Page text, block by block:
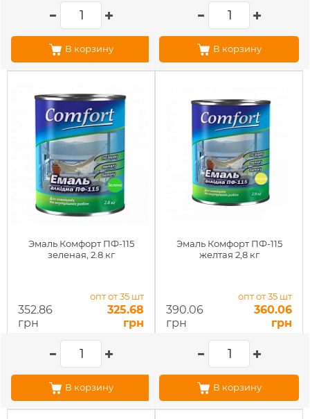
В корзину В корзину
Эмаль Комфорт ПФ-115
зеленая, 2.8 кг
352.86
грн
опт от 35 шт
325.68
грн
В корзину
Эмаль Комфорт ПФ-115
желтая 2,8 кг
390.06
грн
опт от 35 шт
360.06
грн
В корзину